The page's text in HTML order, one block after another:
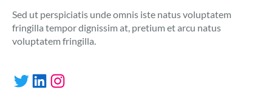
Sed ut perspiciatis unde omnis iste natus voluptatem
fringilla tempor dignissim at, pretium et arcu natus
voluptatem fringilla.
Twitter LinkedIn Instagram